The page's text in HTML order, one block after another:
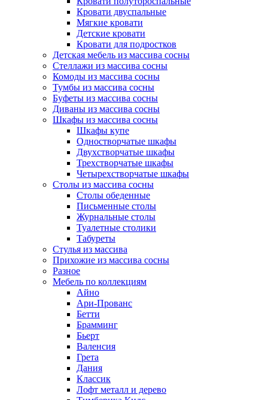
Кровати двуспальные
Мягкие кровати
Детские кровати
Кровати для подростков
Детская мебель из массива сосны
Стеллажи из массива сосны
Комоды из массива сосны
Тумбы из массива сосны
Буфеты из массива сосны
Диваны из массива сосны
Шкафы из массива сосны
Шкафы купе
Одностворчатые шкафы
Двухстворчатые шкафы
Трехстворчатые шкафы
Четырехстворчатые шкафы
Столы из массива сосны
Столы обеденные
Письменные столы
Журнальные столы
Туалетные столики
Табуреты
Стулья из массива
Прихожие из массива сосны
Разное
Мебель по коллекциям
Айно
Ари-Прованс
Бетти
Брамминг
Бьерт
Валенсия
Грета
Дания
Классик
Лофт металл и дерево